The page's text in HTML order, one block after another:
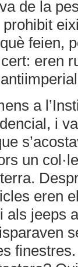
de la
feien,
eren
a
i
un
eren
als jeeps